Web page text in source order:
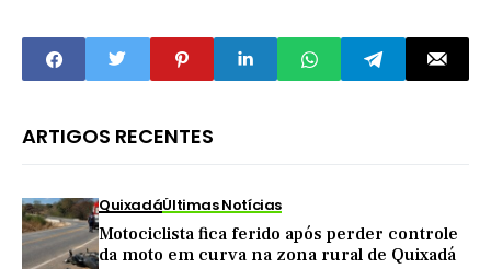
ARTIGOS RECENTES
QuixadáÚltimas Notícias
Motociclista fica ferido após perder controle
da moto em curva na zona rural de Quixadá